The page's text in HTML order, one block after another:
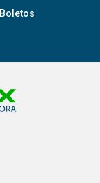
Boletos